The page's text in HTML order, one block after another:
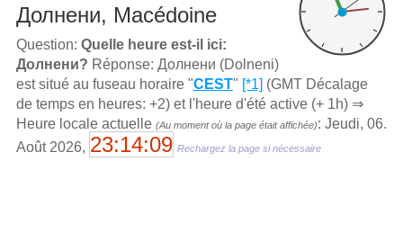
Долнени, Macédoine
Question: Quelle heure est-il ici:
Долнени? Réponse: Долнени (Dolneni)
est situé au fuseau horaire "CEST" [*1] (GMT Décalage
de temps en heures: +2) et l'heure d'été active (+ 1h) ⇒
Heure locale actuelle (Au moment où la page était affichée): Jeudi, 06.
Août 2026, 23:14:09 Rechargez la page si nécessaire